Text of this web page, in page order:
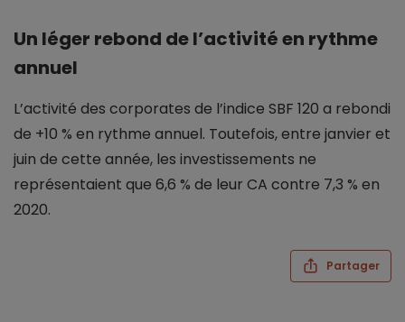
Un léger rebond de l’activité en rythme
annuel
L’activité des corporates de l’indice SBF 120 a rebondi
de +10 % en rythme annuel. Toutefois, entre janvier et
juin de cette année, les investissements ne
représentaient que 6,6 % de leur CA contre 7,3 % en
2020.
Partager